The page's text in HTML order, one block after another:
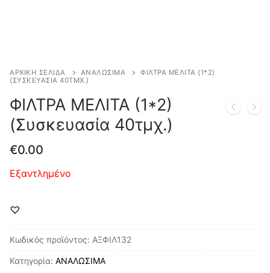
ΑΡΧΙΚΉ ΣΕΛΊΔΑ ΑΝΑΛΩΣΙΜΑ
ΦΙΛΤΡΑ ΜΕΛΙΤΑ (1*2)
(ΣΥΣΚΕΥΑΣΊΑ 40ΤΜΧ.)
ΦΙΛΤΡΑ ΜΕΛΙΤΑ (1*2)
(Συσκευασία 40τμχ.)
€0.00
Εξαντλημένο
Κωδικός προϊόντος: ΑΞΦΙΛ132
Κατηγορία: ΑΝΑΛΩΣΙΜΑ